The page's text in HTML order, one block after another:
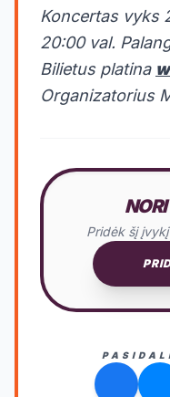
Koncertas vyks
20:00 val.
Bilietus platina
Organizatorius
Pridėk šį